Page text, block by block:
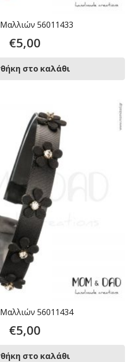
56011433
€5,00
στο καλάθι
56011434
€5,00
στο καλάθι